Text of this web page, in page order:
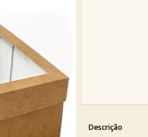
Descrição